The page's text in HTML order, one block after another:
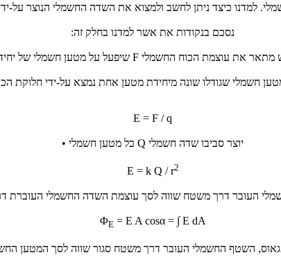
למדנו כיצד ניתן לחשב ולמצוא את השדה החשמלי הנוצר על-
נסכם בנקודות את אשר למדנו בחלק זה:
חשמלי שגודלו שונה מיחידת מטען אחת נמצא על-ידי חלוקת
E = F / q
• כל מטען חשמלי Q יוצר סביבו שדה חשמלי
E = k Q / r2
העובר דרך משטח שווה לסך עוצמת השדה החשמלי העוברת
ΦE = E A cosα = ∫ E dA